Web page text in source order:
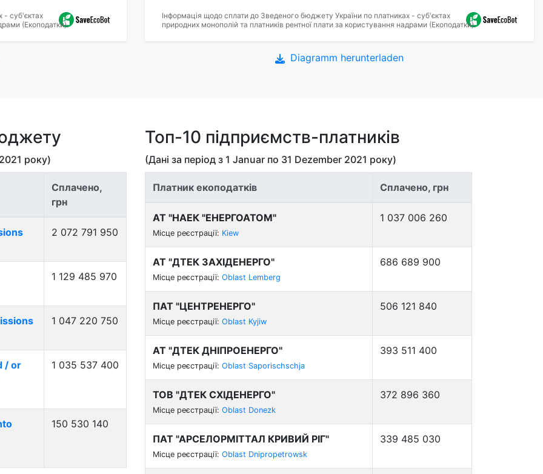
- суб'єктах
(Екоподатки).
Інформація щодо сплати до Зведеного бюджету України по платниках - суб'єктах
природних монополій та платників рентної плати за користування надрами (Екоподатки).
Diagramm herunterladen
року)
Сплачено,
грн
2 072 791 950
1 129 485 970
1 047 220 750
/ or
1 035 537 400
150 530 140
Топ-10 підприємств-платників
(Дані за період з 1 Januar по 31 Dezember 2021 року)
Платник екоподатків Сплачено, грн
АТ "НАЕК "ЕНЕРГОАТОМ"
Місце реєстрації: Kiew
1 037 006 260
АТ "ДТЕК ЗАХІДЕНЕРГО"
Місце реєстрації: Oblast Lemberg
686 689 900
ПАТ "ЦЕНТРЕНЕРГО"
Місце реєстрації: Oblast Kyjiw
506 121 840
АТ "ДТЕК ДНІПРОЕНЕРГО"
Місце реєстрації: Oblast Saporischschja
393 511 400
ТОВ "ДТЕК СХІДЕНЕРГО"
Місце реєстрації: Oblast Donezk
372 896 360
ПАТ "АРСЕЛОРМІТТАЛ КРИВИЙ РІГ"
Місце реєстрації: Oblast Dnipropetrowsk
339 485 030